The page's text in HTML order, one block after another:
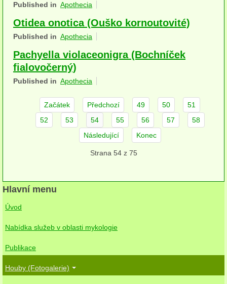
koprofilní
lichenizované
herbikolní-dvouděložné
herbikolní-kapraďorosty
Kornacovité
hnědá hniloba
jednoleté
Published in Apothecia
Otidea onotica (Ouško kornoutovité)
Published in Apothecia
Pachyella violaceonigra (Bochníček
fialovočerný)
Published in Apothecia
Začátek Předchozí 49 50
51
52
53 54 55 56 57
58
Následující
Konec
Strana 54 z 75
Hlavní menu
Úvod
Nabídka služeb v oblasti mykologie
Publikace
Houby (Fotogalerie)